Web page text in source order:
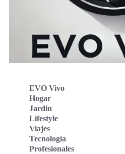
EVO Vivo
Hogar
Jardin
Lifestyle
Viajes
Tecnología
Profesionales